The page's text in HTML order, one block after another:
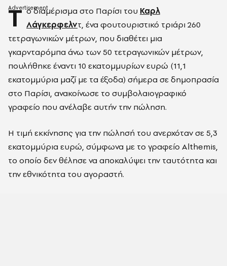
Τ ο διαμέρισμα στο Παρίσι του Καρλ
Λάγκερφελντ, ένα φουτουριστικό τριάρι 260
τετραγωνικών μέτρων, που διαθέτει μια
γκαρνταρόμπα άνω των 50 τετραγωνικών μέτρων,
πουλήθηκε έναντι 10 εκατομμυρίων ευρώ (11,1
εκατομμύρια μαζί με τα έξοδα) σήμερα σε δημοπρασία
στο Παρίσι, ανακοίνωσε το συμβολαιογραφικό
γραφείο που ανέλαβε αυτήν την πώληση.
Η τιμή εκκίνησης για την πώλησή του ανερχόταν σε 5,3
εκατομμύρια ευρώ, σύμφωνα με το γραφείο Althemis,
το οποίο δεν θέλησε να αποκαλύψει την ταυτότητα και
την εθνικότητα του αγοραστή.